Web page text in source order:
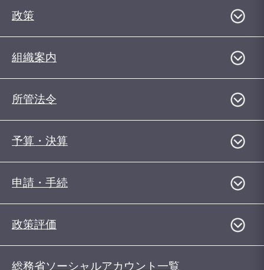
政策
組織案内
所管法令
予算・決算
申請・手続
政策評価
総務省ソーシャルアカウント一覧